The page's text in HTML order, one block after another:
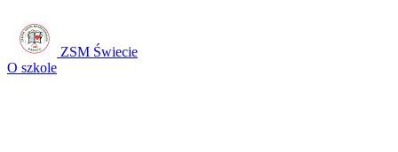
ZSM Świecie
O szkole